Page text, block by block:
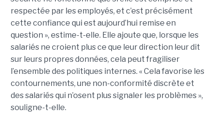
respectée par les employés, et c’est précisément
cette confiance qui est aujourd’hui remise en
question », estime-t-elle. Elle ajoute que, lorsque les
salariés ne croient plus ce que leur direction leur dit
sur leurs propres données, cela peut fragiliser
l’ensemble des politiques internes. « Cela favorise les
contournements, une non-conformité discrète et
des salariés qui n’osent plus signaler les problèmes »,
souligne-t-elle.